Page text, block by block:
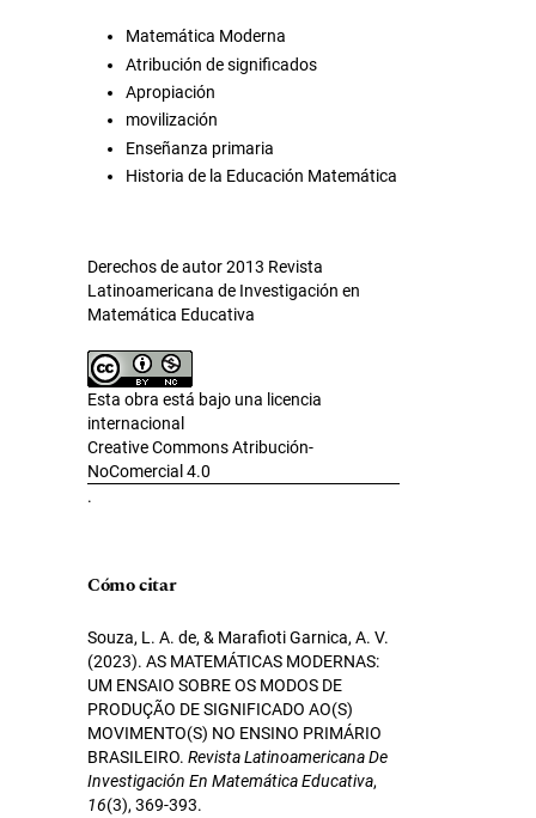
Matemática Moderna
Atribución de significados
Apropiación
movilización
Enseñanza primaria
Historia de la Educación Matemática
Derechos de autor 2013 Revista
Latinoamericana de Investigación en
Matemática Educativa
Esta obra está bajo una licencia
internacional
Creative Commons Atribución-
NoComercial 4.0
.
Cómo citar
Souza, L. A. de, & Marafioti Garnica, A. V.
(2023). AS MATEMÁTICAS MODERNAS:
UM ENSAIO SOBRE OS MODOS DE
PRODUÇÃO DE SIGNIFICADO AO(S)
MOVIMENTO(S) NO ENSINO PRIMÁRIO
BRASILEIRO. Revista Latinoamericana De
Investigación En Matemática Educativa,
16(3), 369-393.